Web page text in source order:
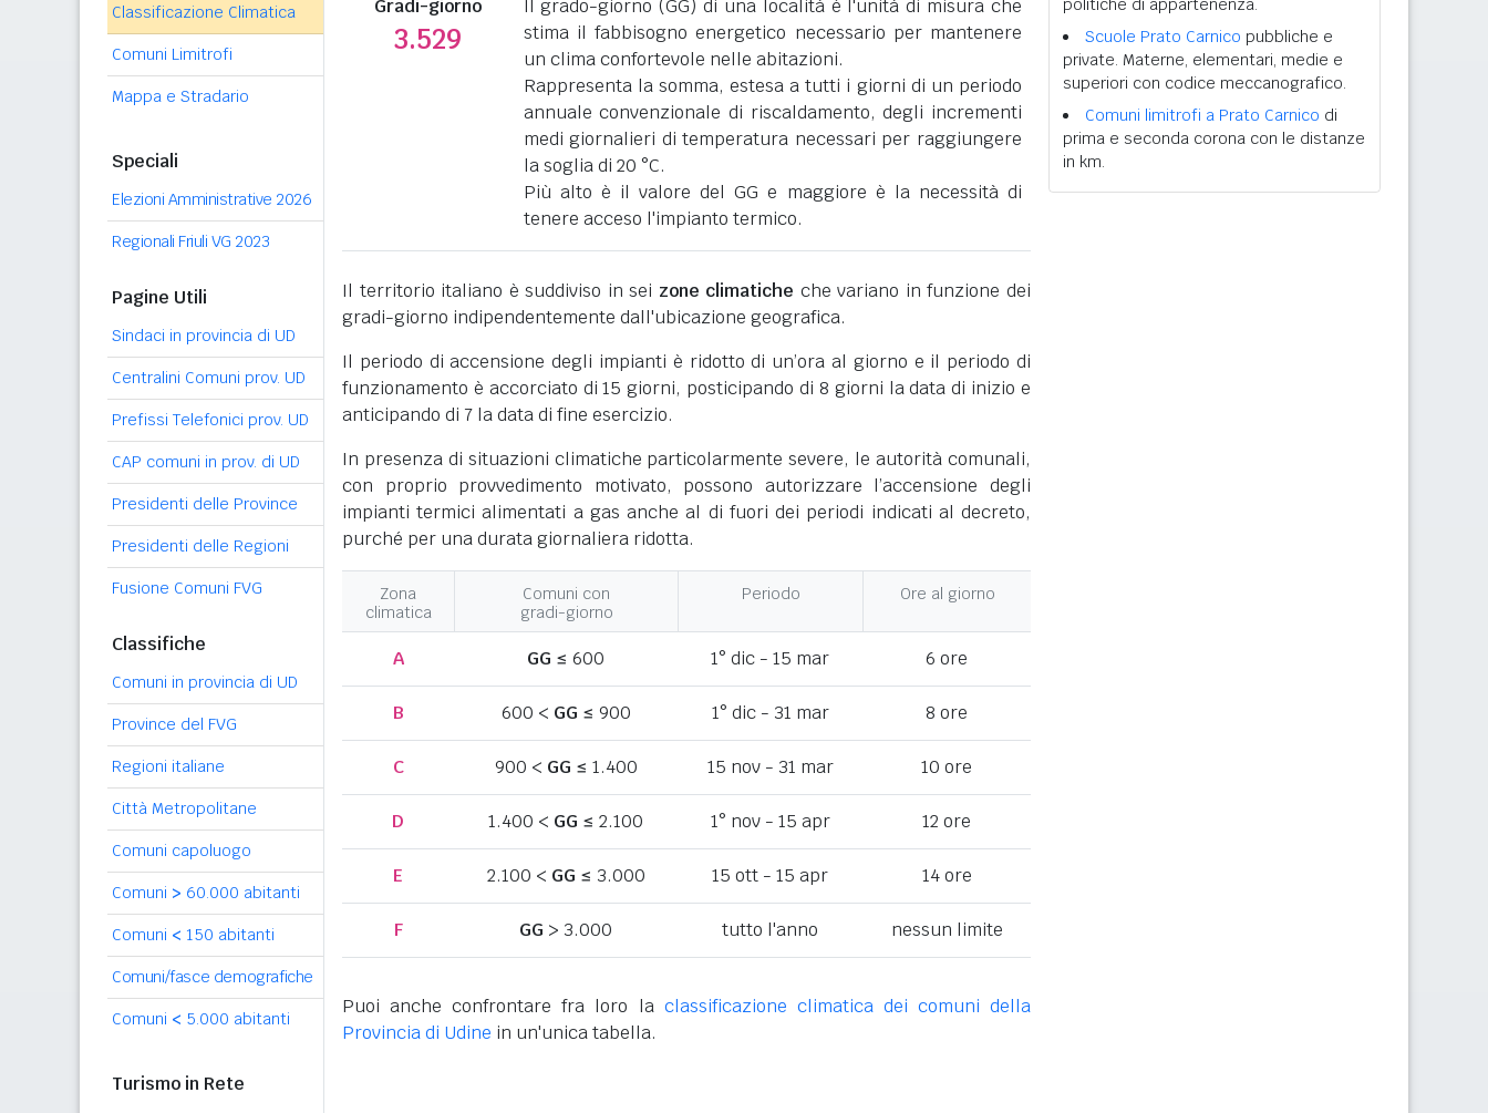
Classificazione Climatica
Comuni Limitrofi
Mappa e Stradario
Speciali
Elezioni Amministrative 2026
Regionali Friuli VG 2023
Pagine Utili
Sindaci in provincia di UD
Centralini Comuni prov. UD
Prefissi Telefonici prov. UD
CAP comuni in prov. di UD
Presidenti delle Province
Presidenti delle Regioni
Fusione Comuni FVG
Classifiche
Comuni in provincia di UD
Province del FVG
Regioni italiane
Città Metropolitane
Comuni capoluogo
Comuni > 60.000 abitanti
Comuni < 150 abitanti
Comuni/fasce demografiche
Comuni < 5.000 abitanti
Turismo in Rete
Gradi-giorno
3.529
Il grado-giorno (GG) di una località è l'unità di misura che
stima il fabbisogno energetico necessario per mantenere
un clima confortevole nelle abitazioni.
Rappresenta la somma, estesa a tutti i giorni di un periodo
annuale convenzionale di riscaldamento, degli incrementi
medi giornalieri di temperatura necessari per raggiungere
la soglia di 20 °C.
Più alto è il valore del GG e maggiore è la necessità di
tenere acceso l'impianto termico.
Il territorio italiano è suddiviso in sei zone climatiche che variano in funzione dei
gradi-giorno indipendentemente dall'ubicazione geografica.
Il periodo di accensione degli impianti è ridotto di un’ora al giorno e il periodo di
funzionamento è accorciato di 15 giorni, posticipando di 8 giorni la data di inizio e
anticipando di 7 la data di fine esercizio.
In presenza di situazioni climatiche particolarmente severe, le autorità comunali,
con proprio provvedimento motivato, possono autorizzare l’accensione degli
impianti termici alimentati a gas anche al di fuori dei periodi indicati al decreto,
purché per una durata giornaliera ridotta.
Zona
climatica
Comuni con
gradi-giorno
Periodo Ore al giorno
A GG ≤ 600 1° dic - 15 mar 6 ore
B 600 < GG ≤ 900 1° dic - 31 mar 8 ore
C 900 < GG ≤ 1.400 15 nov - 31 mar 10 ore
D 1.400 < GG ≤ 2.100 1° nov - 15 apr 12 ore
E 2.100 < GG ≤ 3.000 15 ott - 15 apr 14 ore
F GG > 3.000 tutto l'anno nessun limite
Puoi anche confrontare fra loro la classificazione climatica dei comuni della
Provincia di Udine in un'unica tabella.
politiche di appartenenza.
Scuole Prato Carnico pubbliche e
private. Materne, elementari, medie e
superiori con codice meccanografico.
Comuni limitrofi a Prato Carnico di
prima e seconda corona con le distanze
in km.